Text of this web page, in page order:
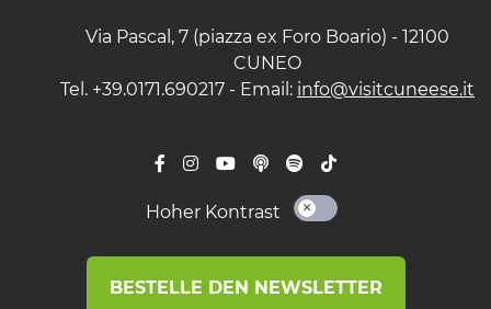
Via Pascal, 7 (piazza ex Foro Boario) - 12100
CUNEO
Tel. +39.0171.690217 - Email: info@visitcuneese.it
Hoher Kontrast
BESTELLE DEN NEWSLETTER